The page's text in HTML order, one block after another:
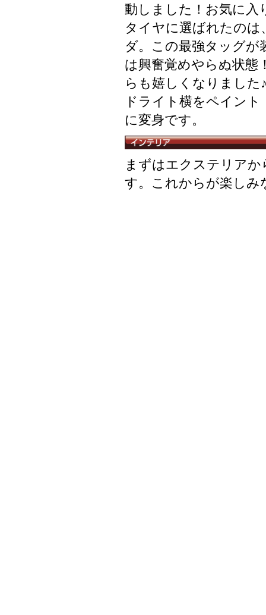
動しました！お気に
タイヤに選ばれたの
ダ。この最強タッグが
は興奮覚めやらぬ状態
らも嬉しくなりまし
ドライト横をペイン
に変身です。
まずはエクステリア
す。これからが楽しみ